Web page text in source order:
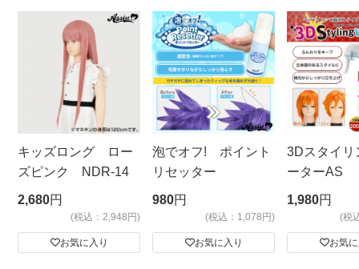
キッズロング ロー
ズピンク NDR-14
2,680円
(税込：2,948円)
お気に入り
泡でオフ! ポイント
リセッター
980円
(税込：1,078円)
お気に入り
3Dスタイリ
ーターAS
ビッグサイ
1,980円
(税
お気